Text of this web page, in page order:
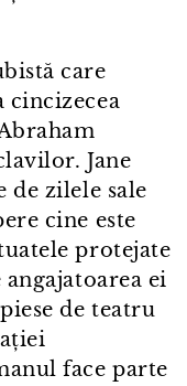
care
cincizecea
Jane
de zilele sale
cine este
protejate
ei
de teatru
face parte